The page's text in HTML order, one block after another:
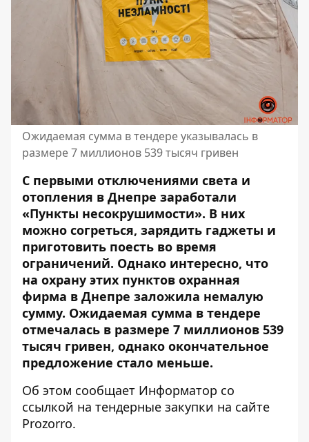
Ожидаемая сумма в тендере указывалась в
размере 7 миллионов 539 тысяч гривен
С первыми отключениями света и
отопления в Днепре заработали
«Пункты несокрушимости». В них
можно согреться, зарядить гаджеты и
приготовить поесть во время
ограничений. Однако интересно, что
на охрану этих пунктов охранная
фирма в Днепре заложила немалую
сумму. Ожидаемая сумма в тендере
отмечалась в размере 7 миллионов 539
тысяч гривен, однако окончательное
предложение стало меньше.
Об этом сообщает Информатор со
ссылкой на тендерные закупки на сайте
Prozorro.